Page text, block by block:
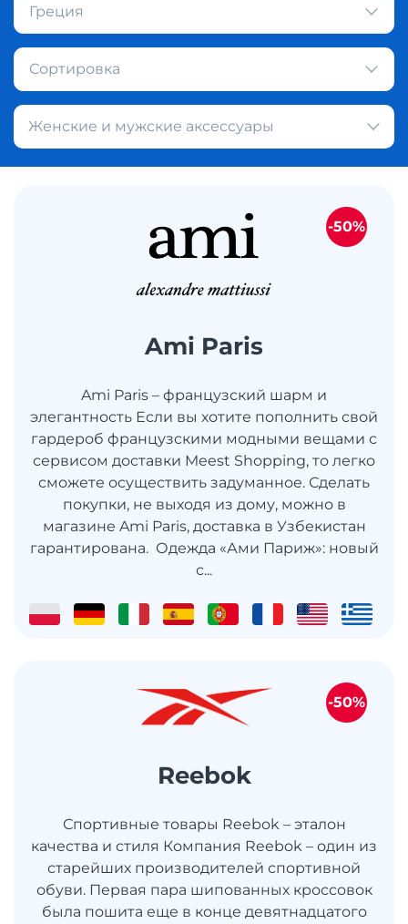
Греция
Сортировка
Женские и мужские аксессуары
Ami Paris
Ami Paris – французский шарм и
элегантность Если вы хотите пополнить свой
гардероб французскими модными вещами с
сервисом доставки Meest Shopping, то легко
сможете осуществить задуманное. Сделать
покупки, не выходя из дому, можно в
магазине Ami Paris, доставка в Узбекистан
гарантирована. Одежда «Ами Париж»: новый
с...
-50%
Reebok
Спортивные товары Reebok – эталон
качества и стиля Компания Reebok – один из
старейших производителей спортивной
обуви. Первая пара шипованных кроссовок
была пошита еще в конце девятнадцатого
-50%